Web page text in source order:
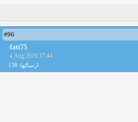
#96
fati75
4 Aug 2019 17:44
ارسالها: 138